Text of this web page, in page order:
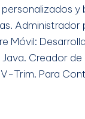
y
Administrador
Móvil:
Creador de
Trim. Para